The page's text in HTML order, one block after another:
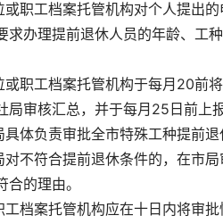
或职工档案托管机构对个人提出
求办理提前退休人员的年龄、工
或职工档案托管机构于每月20前
局审核汇总，并于每月25日前上
体负责审批全市特殊工种提前
对不符合提前退休条件的，在市
的理由。
档案托管机构应在十日内将审批